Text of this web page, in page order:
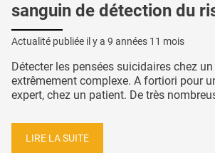
sanguin de détection du
Actualité publiée il y a 9 années 11 mois
Détecter les pensées suicidaires chez
extrêmement complexe. A fortiori pour
expert, chez un patient. De très
LIRE LA SUITE